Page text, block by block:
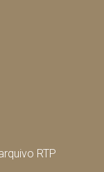
RTP